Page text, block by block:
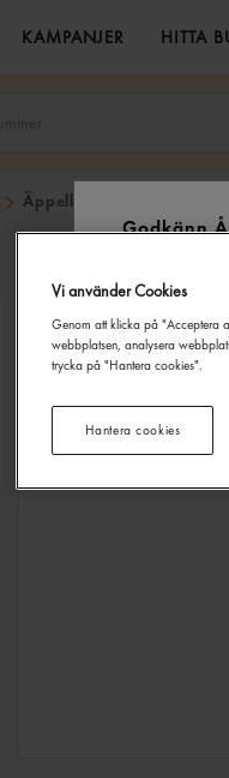
KAMPANJER HITTA
Äppelklyftor Frysta 2,5kg
Godkänn
och besök på
JAG ÄR
Vi använder Cookies
Genom att klicka på "Acceptera
webbplatsen, analysera
trycka på "Hantera cookies".
Hantera cookies